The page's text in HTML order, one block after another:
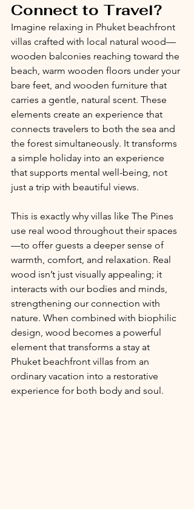
Connect to Travel?
Imagine relaxing in Phuket beachfront
villas crafted with local natural wood—
wooden balconies reaching toward the
beach, warm wooden floors under your
bare feet, and wooden furniture that
carries a gentle, natural scent. These
elements create an experience that
connects travelers to both the sea and
the forest simultaneously. It transforms
a simple holiday into an experience
that supports mental well-being, not
just a trip with beautiful views.
This is exactly why villas like The Pines
use real wood throughout their spaces
—to offer guests a deeper sense of
warmth, comfort, and relaxation. Real
wood isn’t just visually appealing; it
interacts with our bodies and minds,
strengthening our connection with
nature. When combined with biophilic
design, wood becomes a powerful
element that transforms a stay at
Phuket beachfront villas from an
ordinary vacation into a restorative
experience for both body and soul.